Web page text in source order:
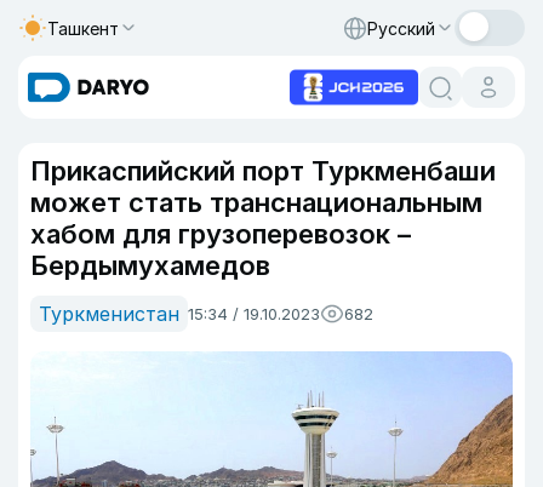
Ташкент Русский
Прикаспийский порт Туркменбаши
может стать транснациональным
хабом для грузоперевозок –
Бердымухамедов
Туркменистан 15:34 / 19.10.2023 682